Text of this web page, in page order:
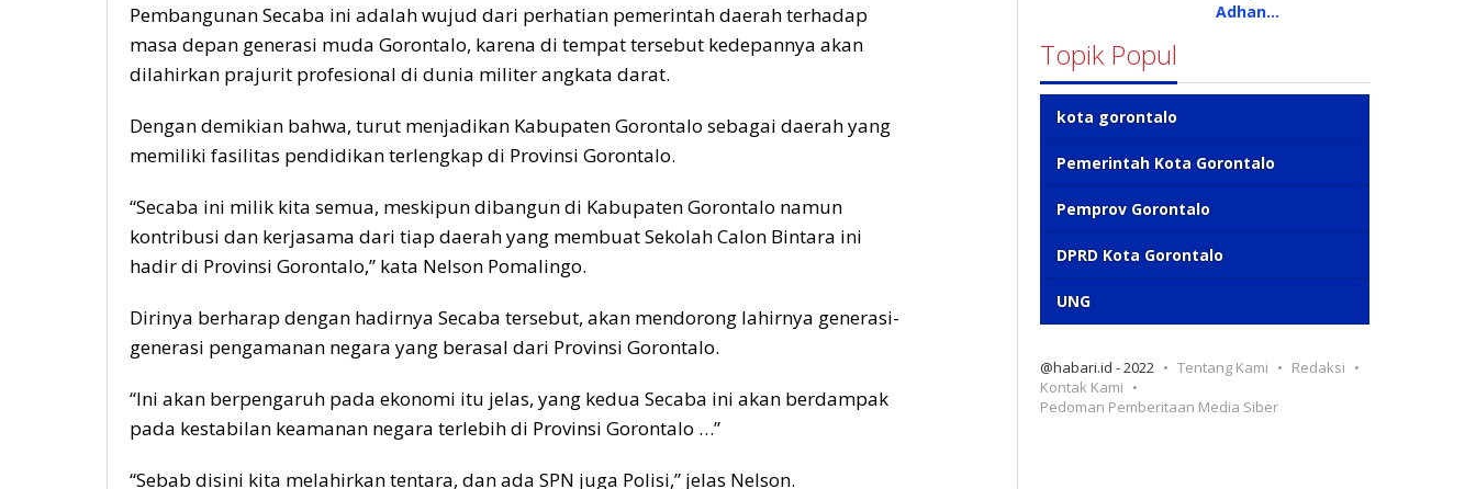
Pembangunan Secaba ini adalah wujud dari perhatian pemerintah daerah terhadap
masa depan generasi muda Gorontalo, karena di tempat tersebut kedepannya akan
dilahirkan prajurit profesional di dunia militer angkata darat.
Dengan demikian bahwa, turut menjadikan Kabupaten Gorontalo sebagai daerah yang
memiliki fasilitas pendidikan terlengkap di Provinsi Gorontalo.
“Secaba ini milik kita semua, meskipun dibangun di Kabupaten Gorontalo namun
kontribusi dan kerjasama dari tiap daerah yang membuat Sekolah Calon Bintara ini
hadir di Provinsi Gorontalo,” kata Nelson Pomalingo.
Dirinya berharap dengan hadirnya Secaba tersebut, akan mendorong lahirnya generasi-
generasi pengamanan negara yang berasal dari Provinsi Gorontalo.
“Ini akan berpengaruh pada ekonomi itu jelas, yang kedua Secaba ini akan berdampak
pada kestabilan keamanan negara terlebih di Provinsi Gorontalo …”
“Sebab disini kita melahirkan tentara, dan ada SPN juga Polisi,” jelas Nelson.
Adhan…
Topik Popul
kota gorontalo
Pemerintah Kota Gorontalo
Pemprov Gorontalo
DPRD Kota Gorontalo
UNG
@habari.id - 2022 Tentang Kami
Redaksi
Kontak Kami
Pedoman Pemberitaan Media Siber